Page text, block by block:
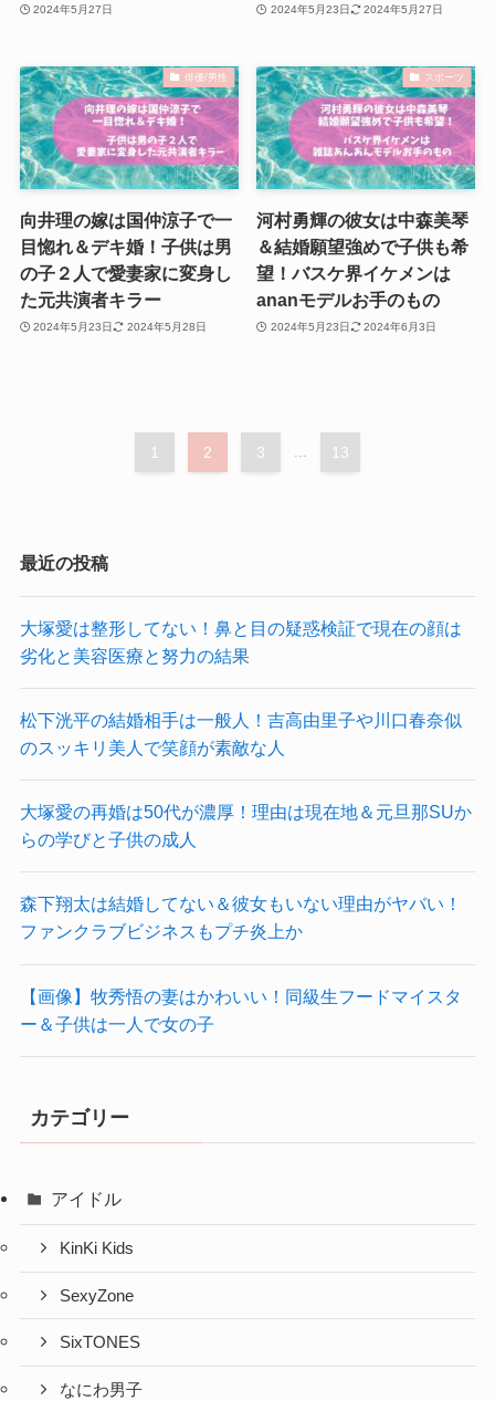
2024年5月27日 2024年5月23日 2024年5月27日
俳優/男性
向井理の嫁は国仲涼子で一
目惚れ＆デキ婚！子供は男
の子２人で愛妻家に変身し
た元共演者キラー
2024年5月23日 2024年5月28日
スポーツ
河村勇輝の彼女は中森美琴
＆結婚願望強めで子供も希
望！バスケ界イケメンは
ananモデルお手のもの
2024年5月23日 2024年6月3日
1 2 3 13
最近の投稿
大塚愛は整形してない！鼻と目の疑惑検証で現在の顔は
劣化と美容医療と努力の結果
松下洸平の結婚相手は一般人！吉高由里子や川口春奈似
のスッキリ美人で笑顔が素敵な人
大塚愛の再婚は50代が濃厚！理由は現在地＆元旦那SUか
らの学びと子供の成人
森下翔太は結婚してない＆彼女もいない理由がヤバい！
ファンクラブビジネスもプチ炎上か
【画像】牧秀悟の妻はかわいい！同級生フードマイスタ
ー＆子供は一人で女の子
カテゴリー
アイドル
KinKi Kids
SexyZone
SixTONES
なにわ男子